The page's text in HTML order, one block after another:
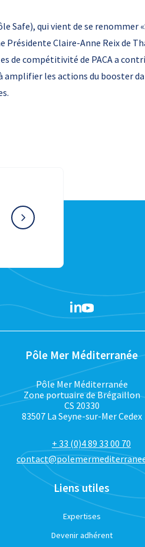
Safe), qui vient de se renommer
Claire-Anne Reix de
de compétitivité de PACA a
les actions du booster
Pôle Mer Méditerranée
Pôle Mer Méditerranée
Zone portuaire de Brégaillon
CS 20330
83507 La Seyne-sur-Mer Cedex
+ 33 (0)4 89 33 00 70
Liens utiles
Expertises
Devenir adhérent